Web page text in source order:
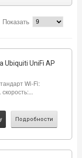
Показать
Ubiquiti UniFi AP
Wi-Fi:
Подробности